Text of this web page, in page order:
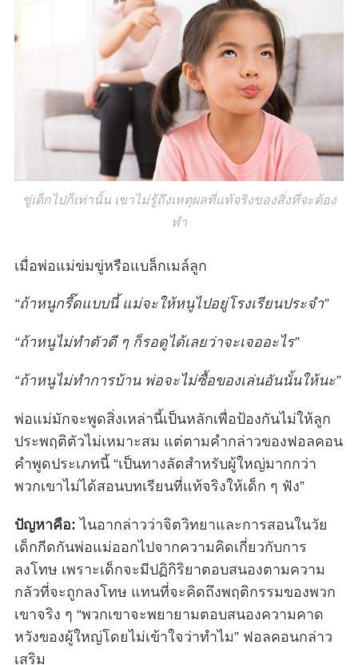
ขู่เด็กไปก็เท่านั้น เขาไม่รู้ถึงเหตุผลที่แท้จริงของสิ่งที่จะต้อง
ทำ
เมื่อพ่อแม่ข่มขู่หรือแบล็กเมล์ลูก
“ถ้าหนูกรี๊ดแบบนี้ แม่จะให้หนูไปอยู่โรงเรียนประจำ”
“ถ้าหนูไม่ทำตัวดี ๆ ก็รอดูได้เลยว่าจะเจออะไร”
“ถ้าหนูไม่ทำการบ้าน พ่อจะไม่ซื้อของเล่นอันนั้นให้นะ”
พ่อแม่มักจะพูดสิ่งเหล่านี้เป็นหลักเพื่อป้องกันไม่ให้ลูก
ประพฤติตัวไม่เหมาะสม แต่ตามคำกล่าวของฟอลคอน
คำพูดประเภทนี้ “เป็นทางลัดสำหรับผู้ใหญ่มากกว่า
พวกเขาไม่ได้สอนบทเรียนที่แท้จริงให้เด็ก ๆ ฟัง”
ปัญหาคือ: ไนอากล่าวว่าจิตวิทยาและการสอนในวัย
เด็กกีดกันพ่อแม่ออกไปจากความคิดเกี่ยวกับการ
ลงโทษ เพราะเด็กจะมีปฏิกิริยาตอบสนองตามความ
กลัวที่จะถูกลงโทษ แทนที่จะคิดถึงพฤติกรรมของพวก
เขาจริง ๆ “พวกเขาจะพยายามตอบสนองความคาด
หวังของผู้ใหญ่โดยไม่เข้าใจว่าทำไม” ฟอลคอนกล่าว
เสริม